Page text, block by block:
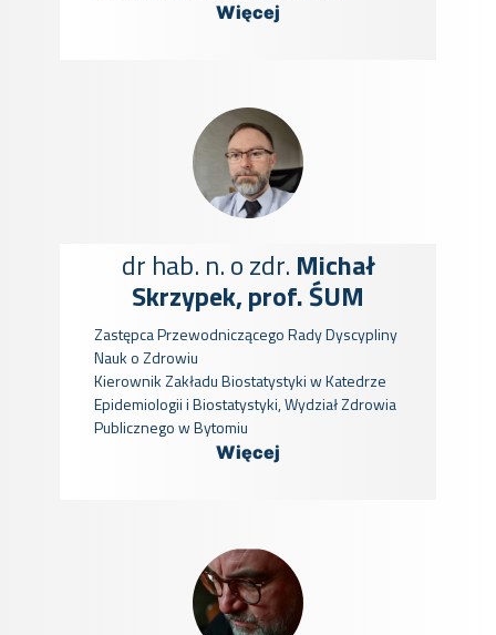
Więcej
dr hab. n. o zdr. Michał
Skrzypek, prof. ŚUM
Zastępca Przewodniczącego Rady Dyscypliny
Nauk o Zdrowiu
Kierownik Zakładu Biostatystyki w Katedrze
Epidemiologii i Biostatystyki, Wydział Zdrowia
Publicznego w Bytomiu
Więcej